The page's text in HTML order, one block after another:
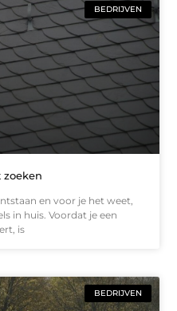
BEDRIJVEN
en voor je het weet,
in huis. Voordat je een
is
BEDRIJVEN